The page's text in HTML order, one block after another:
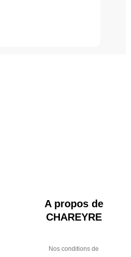
A propos de
CHAREYRE
Nos conditions de